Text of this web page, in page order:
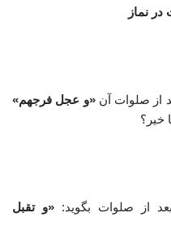
نماز
از صلوات آن«و عجل فرجهم»
خیر؟
از صلوات بگوید: «و تقبل